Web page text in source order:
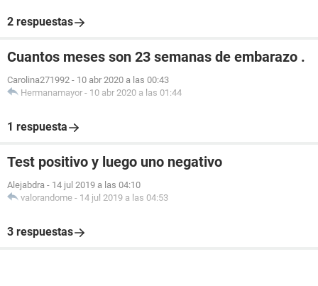
2 respuestas
Cuantos meses son 23 semanas de embarazo .
Carolina271992 - 10 abr 2020 a las 00:43
Hermanamayor - 10 abr 2020 a las 01:44
1 respuesta
Test positivo y luego uno negativo
Alejabdra - 14 jul 2019 a las 04:10
valorandome - 14 jul 2019 a las 04:53
3 respuestas